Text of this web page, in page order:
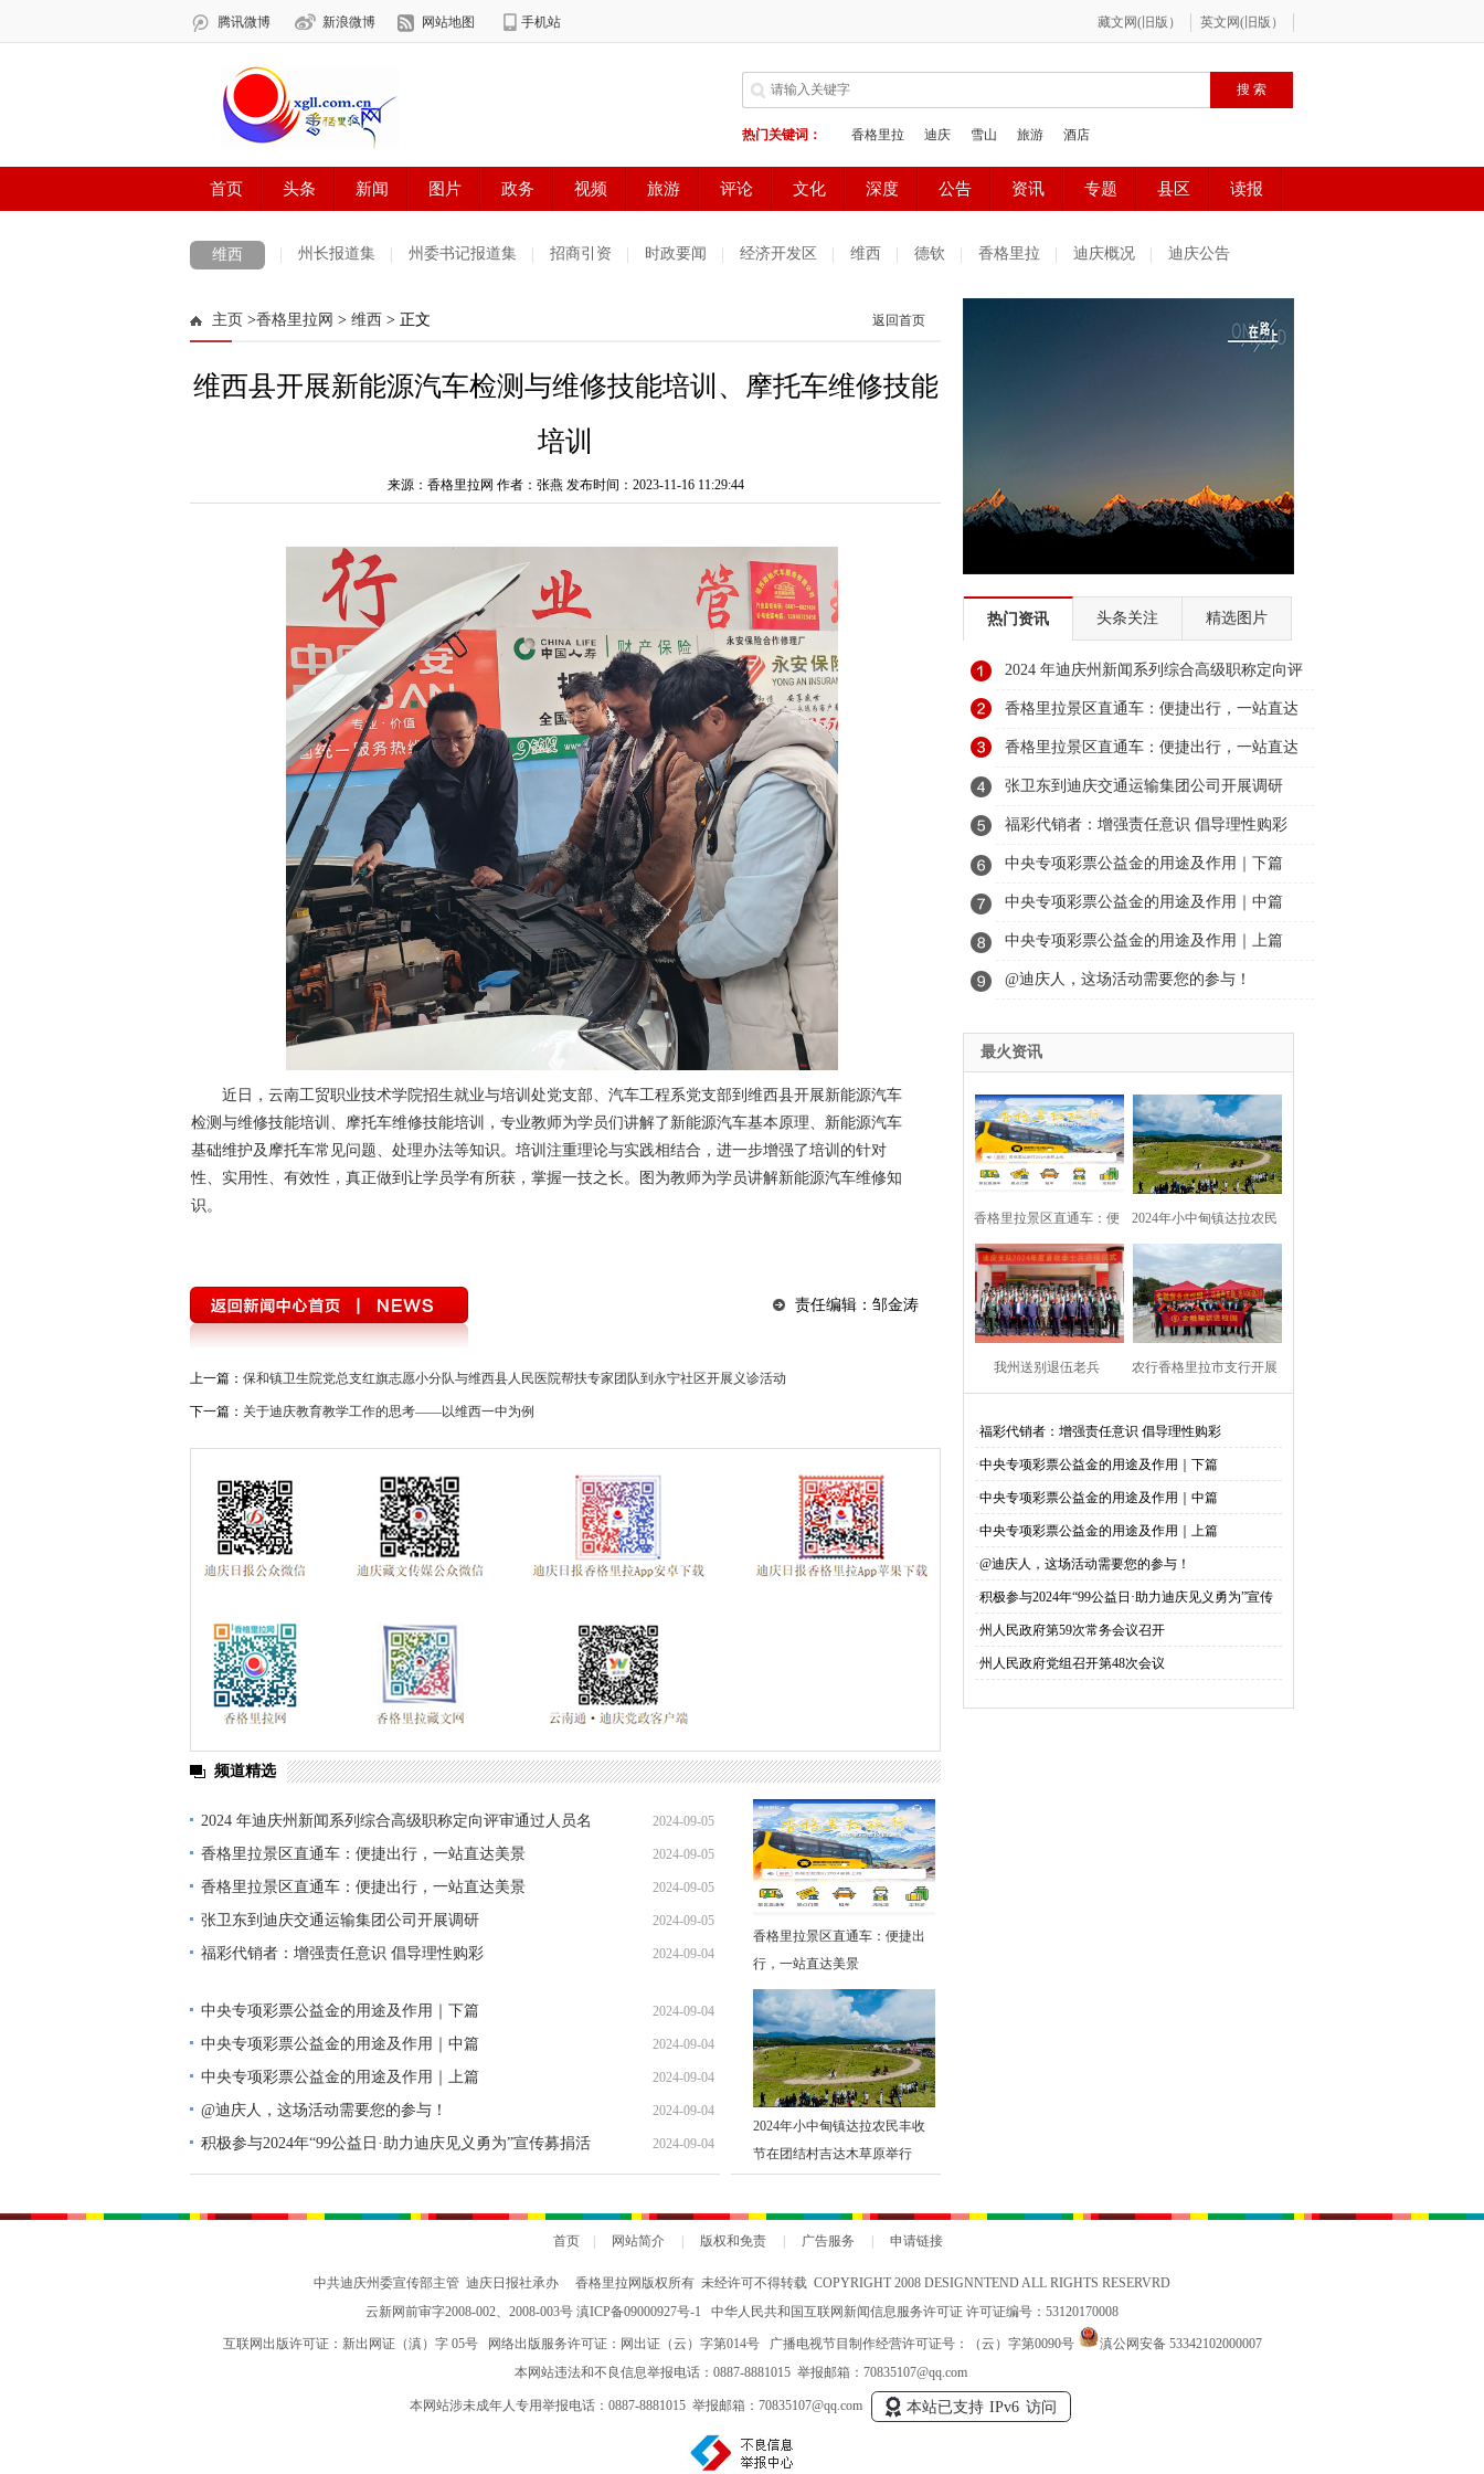
维西 州长报道集 州委书记报道集 招商引资 时政要闻 经济开发区 维西 德钦 香格里拉 迪庆概况 迪庆公告
主页 >香格里拉网 > 维西 > 正文 返回首页
维西县开展新能源汽车检测与维修技能培训、摩托车维修技能
培训
来源：香格里拉网 作者：张燕 发布时间：2023-11-16 11:29:44
近日，云南工贸职业技术学院招生就业与培训处党支部、汽车工程系党支部到维西县开展新能源汽车
检测与维修技能培训、摩托车维修技能培训，专业教师为学员们讲解了新能源汽车基本原理、新能源汽车
基础维护及摩托车常见问题、处理办法等知识。培训注重理论与实践相结合，进一步增强了培训的针对
性、实用性、有效性，真正做到让学员学有所获，掌握一技之长。图为教师为学员讲解新能源汽车维修知
识。
责任编辑：邹金涛
上一篇： 保和镇卫生院党总支红旗志愿小分队与维西县人民医院帮扶专家团队到永宁社区开展义诊活动
下一篇： 关于迪庆教育教学工作的思考——以维西一中为例
频道精选
2024 年迪庆州新闻系列综合高级职称定向评审通过人员名
单公示
2024-09-05
香格里拉景区直通车：便捷出行，一站直达美景 2024-09-05
香格里拉景区直通车：便捷出行，一站直达美景 2024-09-05
张卫东到迪庆交通运输集团公司开展调研 2024-09-05
福彩代销者：增强责任意识 倡导理性购彩 2024-09-04
中央专项彩票公益金的用途及作用｜下篇 2024-09-04
中央专项彩票公益金的用途及作用｜中篇 2024-09-04
中央专项彩票公益金的用途及作用｜上篇 2024-09-04
@迪庆人，这场活动需要您的参与！ 2024-09-04
积极参与2024年“99公益日·助力迪庆见义勇为”宣传募捐活
动倡议书
2024-09-04
香格里拉景区直通车：便捷出
行，一站直达美景
2024年小中甸镇达拉农民丰收
节在团结村吉达木草原举行
热门资讯 头条关注 精选图片
2024 年迪庆州新闻系列综合高级职称定向评
审通过人员名单公示
香格里拉景区直通车：便捷出行，一站直达
美景
香格里拉景区直通车：便捷出行，一站直达
美景
张卫东到迪庆交通运输集团公司开展调研
福彩代销者：增强责任意识 倡导理性购彩
中央专项彩票公益金的用途及作用｜下篇
中央专项彩票公益金的用途及作用｜中篇
中央专项彩票公益金的用途及作用｜上篇
@迪庆人，这场活动需要您的参与！
最火资讯
香格里拉景区直通车：便
捷出行，一站直达美景
2024年小中甸镇达拉农民
丰收节在团结村吉达木草
原举行
我州送别退伍老兵​ 农行香格里拉市支行开展
·福彩代销者：增强责任意识 倡导理性购彩
·中央专项彩票公益金的用途及作用｜下篇
·中央专项彩票公益金的用途及作用｜中篇
·中央专项彩票公益金的用途及作用｜上篇
·@迪庆人，这场活动需要您的参与！
·积极参与2024年“99公益日·助力迪庆见义勇为”宣传
募捐活动倡议书
·州人民政府第59次常务会议召开
·州人民政府党组召开第48次会议